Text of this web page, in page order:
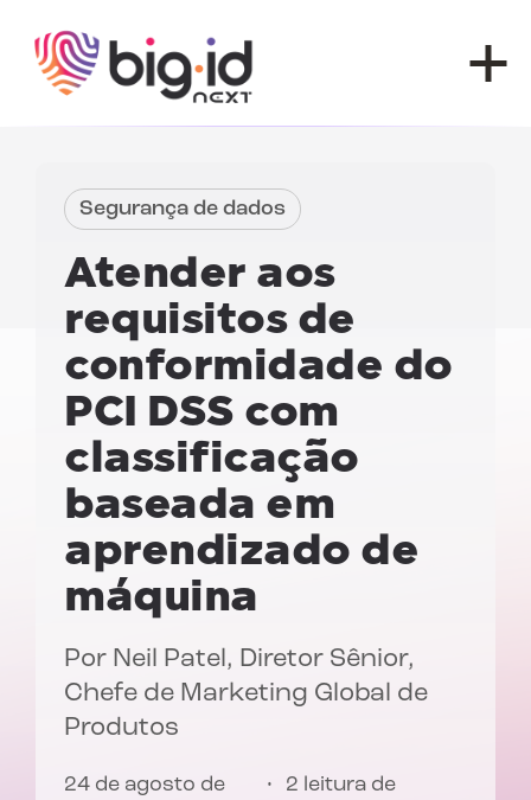
Segurança de dados
Atender aos
requisitos de
conformidade do
PCI DSS com
classificação
baseada em
aprendizado de
máquina
Por Neil Patel, Diretor Sênior,
Chefe de Marketing Global de
Produtos
24 de agosto de
2 leitura de